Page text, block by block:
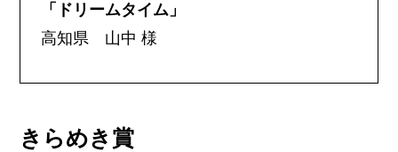
「ドリームタイム」
高知県 山中 様
きらめき賞